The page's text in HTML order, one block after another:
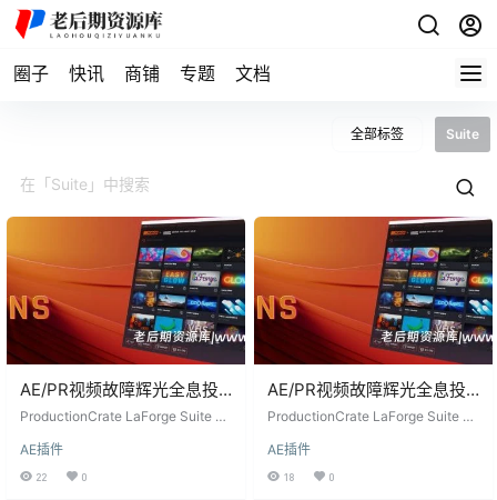
圈子 快讯 商铺 专题 文档
全部标签 Suite
AE/PR视频故障辉光全息投
影特效插件包
Suite V1.3.7 Win
ProductionCrate LaForge Suite V
s和Premiere Pro设计的插件集合，
旨在帮助用户通过简单的操作实现
AE插件
22 0
AE/PR视频故障辉光全息投
影特效插件包
Suite v1.3.04 Win
ProductionCrate LaForge Suite v1.
ts 和 Premiere Pro 设计的视频特效
插件包，包含一系列强大的插件，
AE插件
18 0